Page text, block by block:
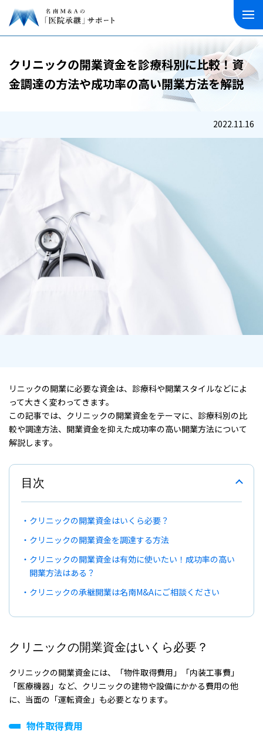
クリニックの開業資金を診療科別に比較！資
金調達の方法や成功率の高い開業方法を解説
2022.11.16
リニックの開業に必要な資金は、診療科や開業スタイルなどによ
って大きく変わってきます。
この記事では、クリニックの開業資金をテーマに、診療科別の比
較や調達方法、開業資金を抑えた成功率の高い開業方法について
解説します。
目次
クリニックの開業資金はいくら必要？
クリニックの開業資金を調達する方法
クリニックの開業資金は有効に使いたい！成功率の高い
開業方法はある？
クリニックの承継開業は名南M&Aにご相談ください
クリニックの開業資金はいくら必要？
クリニックの開業資金には、「物件取得費用」「内装工事費」
「医療機器」など、クリニックの建物や設備にかかる費用の他
に、当面の「運転資金」も必要となります。
物件取得費用